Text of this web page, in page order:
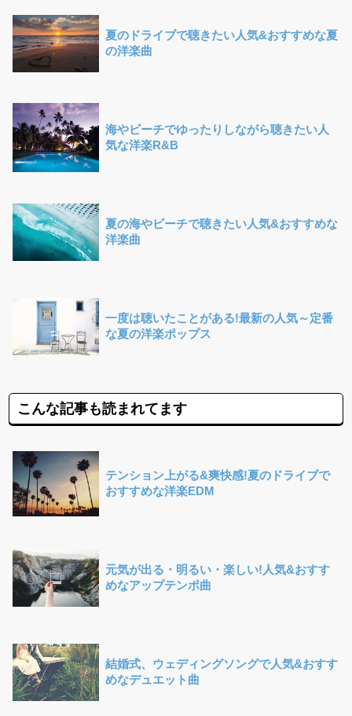
夏のドライブで聴きたい人気&おすすめな夏
の洋楽曲
海やビーチでゆったりしながら聴きたい人
気な洋楽R&B
夏の海やビーチで聴きたい人気&おすすめな
洋楽曲
一度は聴いたことがある!最新の人気～定番
な夏の洋楽ポップス
こんな記事も読まれてます
テンション上がる&爽快感!夏のドライブで
おすすめな洋楽EDM
元気が出る・明るい・楽しい!人気&おすす
めなアップテンポ曲
結婚式、ウェディングソングで人気&おすす
めなデュエット曲